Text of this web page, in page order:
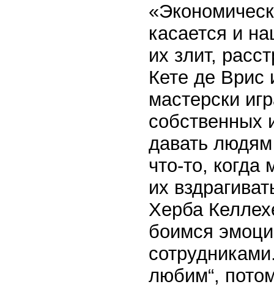
касается и
их злит,
Кете де Врис
мастерски
собственных
давать людям
что-то,
их
Херба
боимся
любим“,